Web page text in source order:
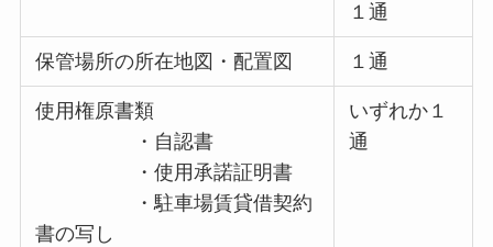
１通
保管場所の所在地図・配置図 １通
使用権原書類
・自認書
・使用承諾証明書
・駐車場賃貸借契約
書の写し
いずれか１
通